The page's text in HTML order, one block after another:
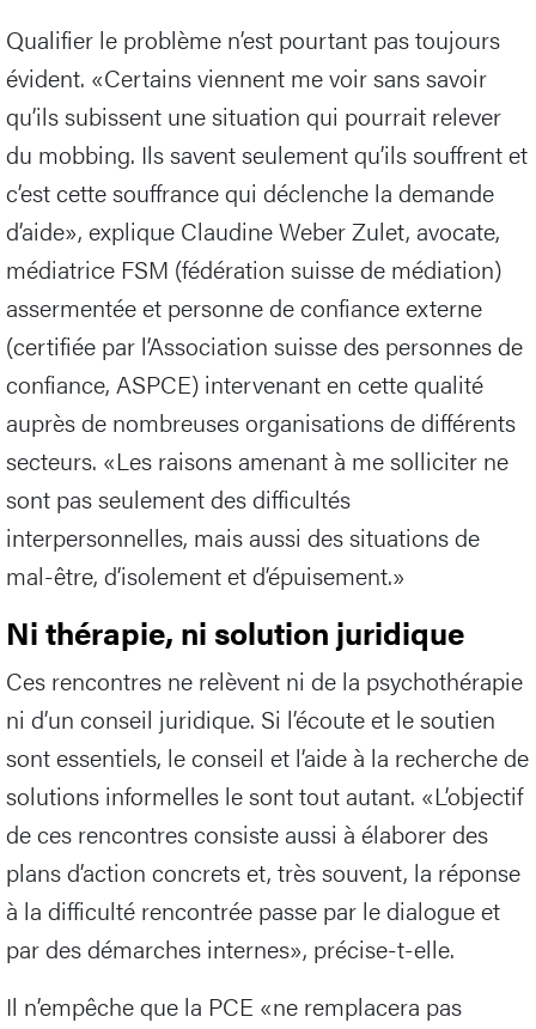
Qualifier le problème n’est pourtant pas toujours
évident. «Certains viennent me voir sans savoir
qu’ils subissent une situation qui pourrait relever
du mobbing. Ils savent seulement qu’ils souffrent et
c’est cette souffrance qui déclenche la demande
d’aide», explique Claudine Weber Zulet, avocate,
médiatrice FSM (fédération suisse de médiation)
assermentée et personne de confiance externe
(certifiée par l’Association suisse des personnes de
confiance, ASPCE) intervenant en cette qualité
auprès de nombreuses organisations de différents
secteurs. «Les raisons amenant à me solliciter ne
sont pas seulement des difficultés
interpersonnelles, mais aussi des situations de
mal-être, d’isolement et d’épuisement.»
Ni thérapie, ni solution juridique
Ces rencontres ne relèvent ni de la psychothérapie
ni d’un conseil juridique. Si l’écoute et le soutien
sont essentiels, le conseil et l’aide à la recherche de
solutions informelles le sont tout autant. «L’objectif
de ces rencontres consiste aussi à élaborer des
plans d’action concrets et, très souvent, la réponse
à la difficulté rencontrée passe par le dialogue et
par des démarches internes», précise-t-elle.
Il n’empêche que la PCE «ne remplacera pas